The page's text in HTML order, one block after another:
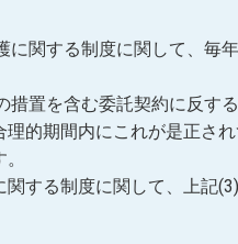
に関する制度に関して、毎
措置を含む委託契約に反
的期間内にこれが是正さ
関する制度に関して、上記